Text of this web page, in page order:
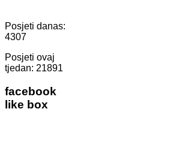
Posjeti danas:
4307
Posjeti ovaj
tjedan: 21891
facebook
like box